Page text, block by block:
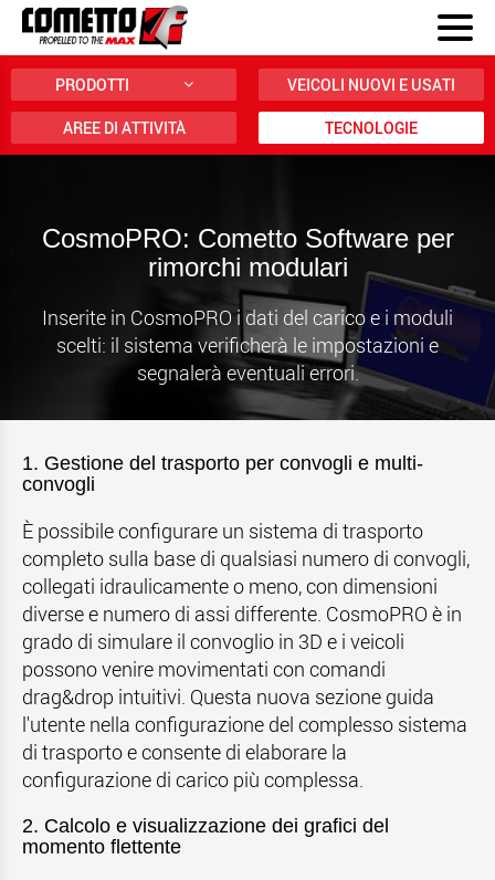
PRODOTTI VEICOLI NUOVI E USATI
AREE DI ATTIVITÀ TECNOLOGIE
CosmoPRO: Cometto Software per
rimorchi modulari
Inserite in CosmoPRO i dati del carico e i moduli
scelti: il sistema verificherà le impostazioni e
segnalerà eventuali errori.
1. Gestione del trasporto per convogli e multi-
convogli
È possibile configurare un sistema di trasporto
completo sulla base di qualsiasi numero di convogli,
collegati idraulicamente o meno, con dimensioni
diverse e numero di assi differente. CosmoPRO è in
grado di simulare il convoglio in 3D e i veicoli
possono venire movimentati con comandi
drag&drop intuitivi. Questa nuova sezione guida
l'utente nella configurazione del complesso sistema
di trasporto e consente di elaborare la
configurazione di carico più complessa.
2. Calcolo e visualizzazione dei grafici del
momento flettente